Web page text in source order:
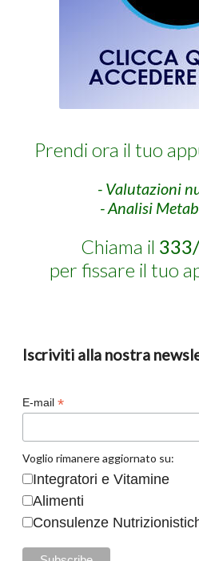
Prendi ora il tuo
- Valutazioni
- Analisi
Chiama il
per fissare il tuo
Iscriviti alla nostra
E-mail *
Voglio rimanere aggiornato su:
Integratori e Vitamine
Alimenti
Consulenze